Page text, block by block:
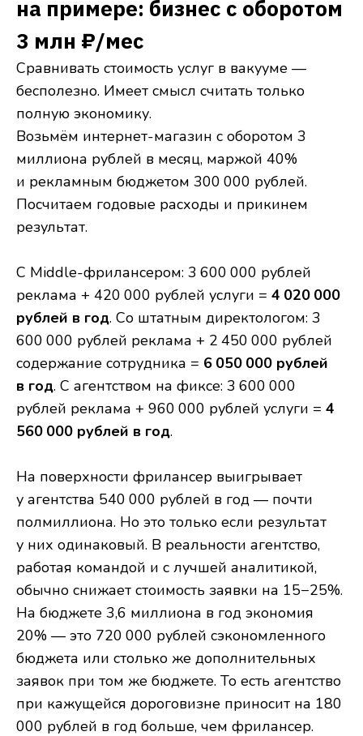
на примере: бизнес с оборотом
3 млн ₽/мес
Сравнивать стоимость услуг в вакууме —
бесполезно. Имеет смысл считать только
полную экономику.
Возьмём интернет-магазин с оборотом 3
миллиона рублей в месяц, маржой 40%
и рекламным бюджетом 300 000 рублей.
Посчитаем годовые расходы и прикинем
результат.
С Middle-фрилансером: 3 600 000 рублей
реклама + 420 000 рублей услуги = 4 020 000
рублей в год. Со штатным директологом: 3
600 000 рублей реклама + 2 450 000 рублей
содержание сотрудника = 6 050 000 рублей
в год. С агентством на фиксе: 3 600 000
рублей реклама + 960 000 рублей услуги = 4
560 000 рублей в год.
На поверхности фрилансер выигрывает
у агентства 540 000 рублей в год — почти
полмиллиона. Но это только если результат
у них одинаковый. В реальности агентство,
работая командой и с лучшей аналитикой,
обычно снижает стоимость заявки на 15−25%.
На бюджете 3,6 миллиона в год экономия
20% — это 720 000 рублей сэкономленного
бюджета или столько же дополнительных
заявок при том же бюджете. То есть агентство
при кажущейся дороговизне приносит на 180
000 рублей в год больше, чем фрилансер.